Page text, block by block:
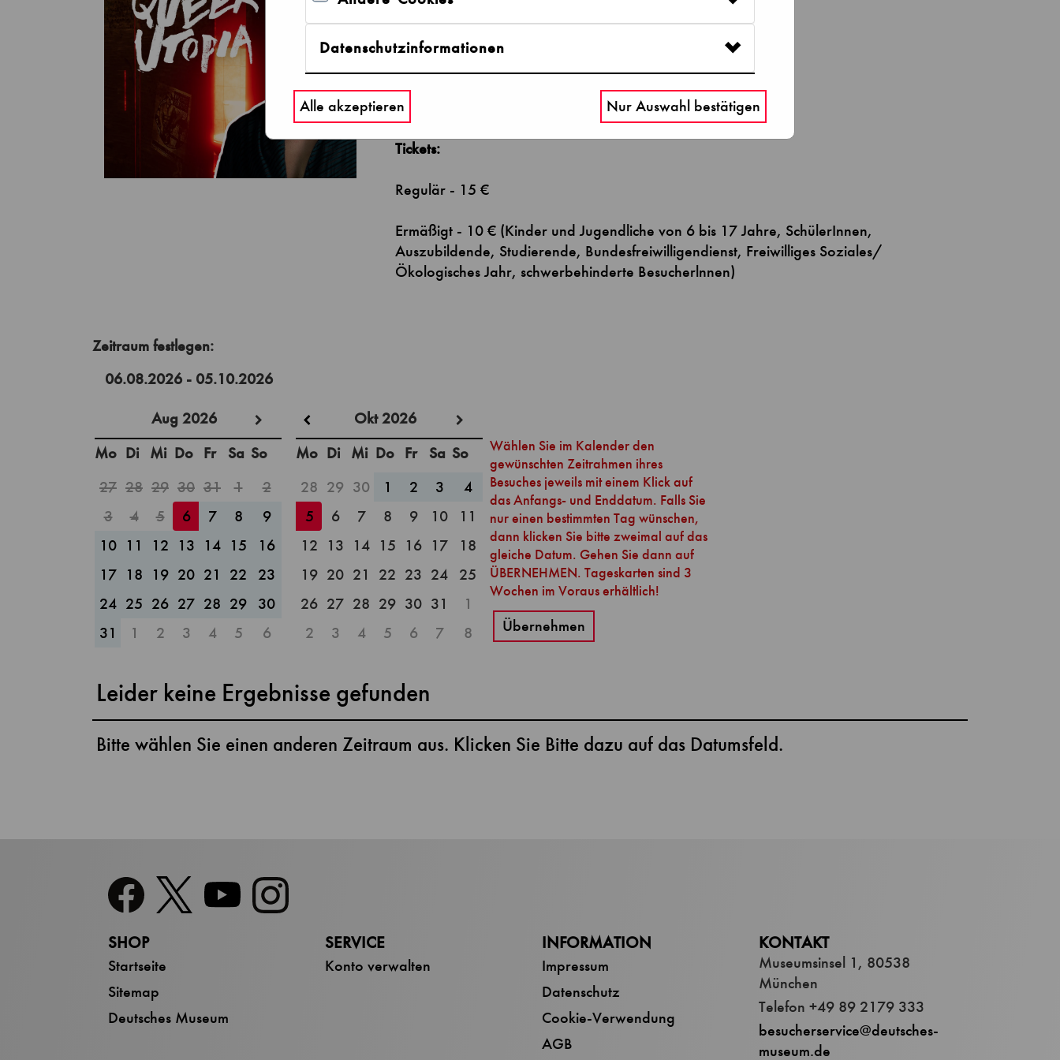
Datenschutzinformationen
Alle akzeptieren Nur Auswahl bestätigen
Termin:29.07.2025
Einlass: 17:30 Uhr
Beginn: 18:00 Uhr
Tickets:
Regulär - 15 €
Ermäßigt - 10 € (Kinder und Jugendliche von 6 bis 17 Jahre, SchülerInnen,
Auszubildende, Studierende, Bundesfreiwilligendienst, Freiwilliges Soziales/
Ökologisches Jahr, schwerbehinderte Besucherlnnen)
Leider keine Ergebnisse gefunden
Bitte wählen Sie einen anderen Zeitraum aus. Klicken Sie Bitte dazu auf das Datumsfeld.
SHOP
Startseite
Sitemap
Deutsches Museum
SERVICE
Konto verwalten
INFORMATION
Impressum
Datenschutz
Cookie-Verwendung
AGB
KONTAKT
Museumsinsel 1, 80538
München
Telefon +49 89 2179 333
besucherservice@deutsches-
museum.de
Aug 2026
Mo Di Mi Do Fr Sa So
27 28 29 30 31 1
2
3
4 5 6 7 8
9
10 11 12 13 14 15
16
17 18 19 20 21 22
23
24 25 26 27 28 29 30
31
1 2 3 4 5 6
Okt 2026
Mo Di Mi Do Fr Sa So
28 29 30 1 2 3
4
5
6 7 8 9 10
11
12 13 14 15 16 17
18
19 20 21 22 23 24 25
26 27 28 29 30 31
1
2
3 4 5 6 7 8 Übernehmen